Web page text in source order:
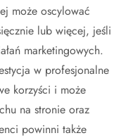
może oscylować
lub więcej, jeśli
marketingowych.
w profesjonalne
korzyści i może
na stronie oraz
powinni także